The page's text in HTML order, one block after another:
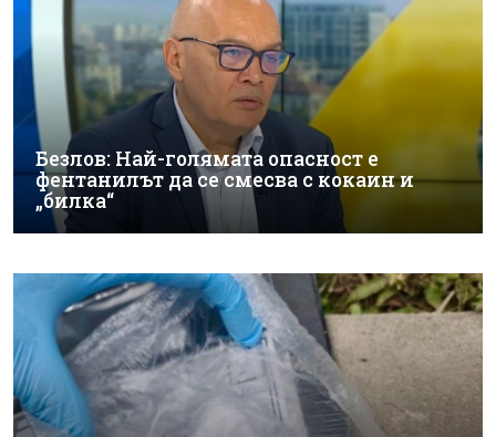
Безлов: Най-голямата опасност е
фентанилът да се смесва с кокаин и
„билка“